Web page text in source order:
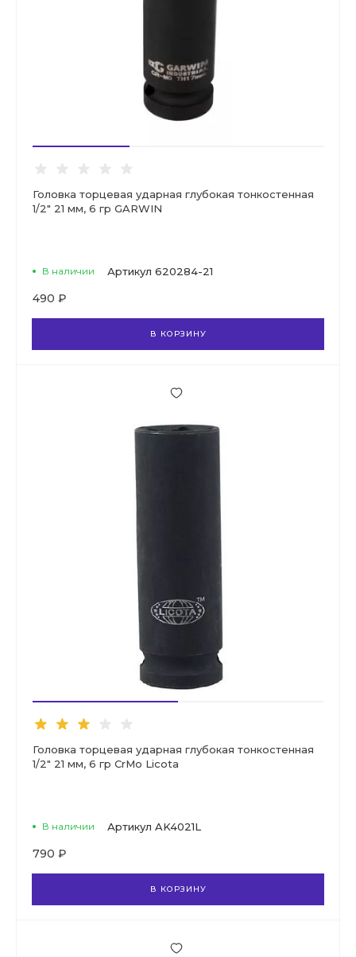
Головка торцевая ударная глубокая тонкостенная
1/2" 21 мм, 6 гр GARWIN
В наличии Артикул 620284-21
490 ₽
В КОРЗИНУ
Головка торцевая ударная глубокая тонкостенная
1/2" 21 мм, 6 гр CrMo Licota
В наличии Артикул AK4021L
790 ₽
В КОРЗИНУ